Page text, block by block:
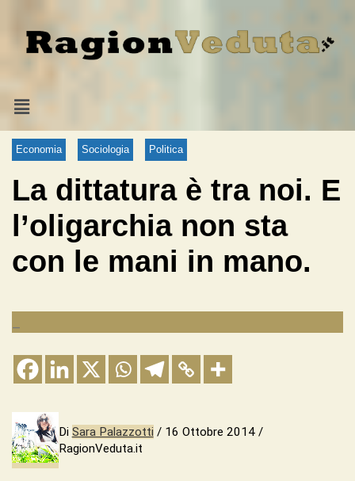
Economia Sociologia Politica
La dittatura è tra noi. E
l’oligarchia non sta
con le mani in mano.
Di Sara Palazzotti / 16 Ottobre 2014 /
RagionVeduta.it